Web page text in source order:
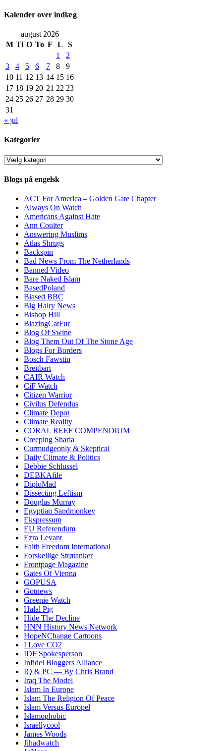
Kalender over indlæg
august 2026
M Ti O To F L
S
1
2
3
4 5 6 7 8
9
10 11 12 13 14 15 16
17 18 19 20 21 22 23
24 25 26 27 28 29 30
31
« jul
Kategorier
Kategorier
Blogs på engelsk
ACT For America – Golden Gate Chapter
Always On Watch
Americans Against Hate
Ann Coulter
Answering Muslims
Atlas Shrugs
Backspin
Bad News From The Netherlands
Banned Video
Bare Naked Islam
BasedPoland
Biased BBC
Big Hairy News
Bishop Hill
BlazingCatFur
Blog Of Swine
Blog Them Out Of The Stone Age
Blogs For Borders
Bosch Fawstin
Breitbart
CAIR Watch
CiF Watch
Citizen Warrior
Civilus Defendus
Climate Depot
Climate Reality
CORAL REEF COMPENDIUM
Creeping Sharia
Curmudgeonly & Skeptical
Daily Climate & Politics
Debbie Schlussel
DEBKAfile
DiploMad
Dissecting Leftism
Douglas Murray
Egyptian Sandmonkey
Ekspressum
EU Referendum
Ezra Levant
Faith Freedom International
Forskellige Strøtanker
Frontpage Magazine
Gates Of Vienna
GOPUSA
Gotnews
Greenie Watch
Halal Pig
Hide The Decline
HNN History News Network
HopeNChange Cartoons
I Love CO2
IDF Spokesperson
Infidel Bloggers Alliance
IQ & PC — By Chris Brand
Iraq The Model
Islam In Europe
Islam The Religion Of Peace
Islam Versus Europel
Islamophobic
Israellycool
James Woods
Jihadwatch